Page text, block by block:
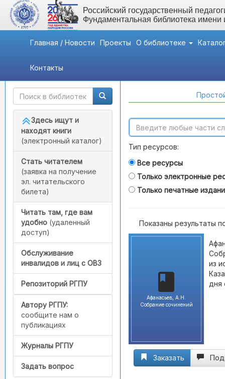
Российский государственный
Фундаментальная библиотека
Главная / Новости Проекты О библиотеке
Контакты
Быстрый доступ
Здесь ищут и
находят книги
(электронный каталог)
Стать читателем
(заявка на получение
эл. читательского
билета)
Читать там, где вам
удобно (удаленный
доступ)
Обслуживание
инвалидов и лиц с ОВЗ
Репозиторий РГПУ
Автору РГПУ:
сообщите нам о
публикациях
Журналы РГПУ
Задать вопрос
Тип ресурсов:
Все ресурсы
Только электронные
Только печатные
Показаны результаты
Афанасьев, А.Н.
Собрание сочинений
из
дня
Заказать